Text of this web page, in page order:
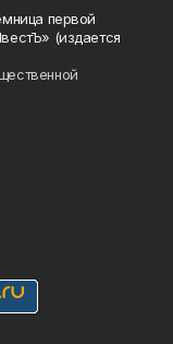
первой
(издается